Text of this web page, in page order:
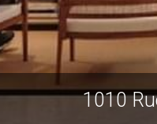
1010